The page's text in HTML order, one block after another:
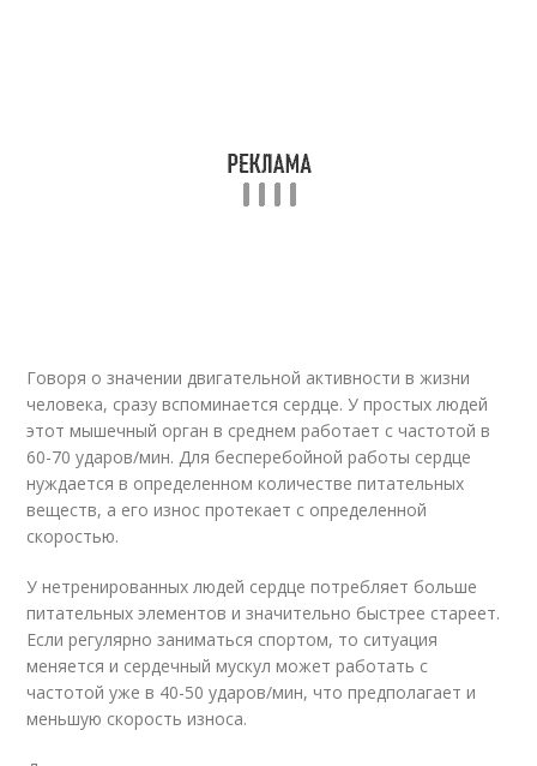
Говоря о значении двигательной активности в жизни
человека, сразу вспоминается сердце. У простых людей
этот мышечный орган в среднем работает с частотой в
60-70 ударов/мин. Для бесперебойной работы сердце
нуждается в определенном количестве питательных
веществ, а его износ протекает с определенной
скоростью.
У нетренированных людей сердце потребляет больше
питательных элементов и значительно быстрее стареет.
Если регулярно заниматься спортом, то ситуация
меняется и сердечный мускул может работать с
частотой уже в 40-50 ударов/мин, что предполагает и
меньшую скорость износа.